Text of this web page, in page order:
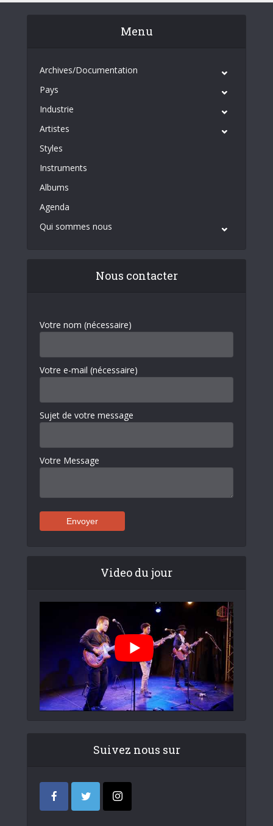
Menu
Archives/Documentation
Pays
Industrie
Artistes
Styles
Instruments
Albums
Agenda
Qui sommes nous
Nous contacter
Votre nom (nécessaire)
Votre e-mail (nécessaire)
Sujet de votre message
Votre Message
Video du jour
Suivez nous sur